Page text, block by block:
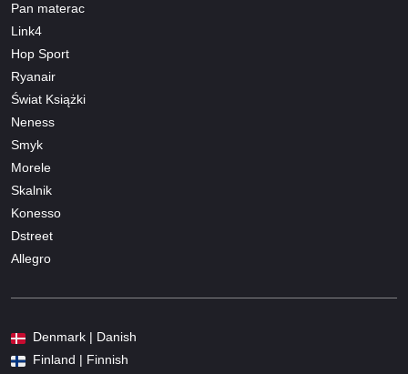
Pan materac
Link4
Hop Sport
Ryanair
Świat Książki
Neness
Smyk
Morele
Skalnik
Konesso
Dstreet
Allegro
Denmark | Danish
Finland | Finnish